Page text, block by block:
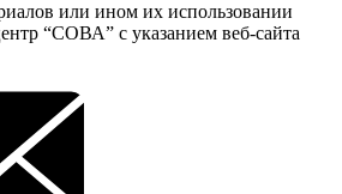
или ином их использовании
“СОВА” с указанием веб-сайта